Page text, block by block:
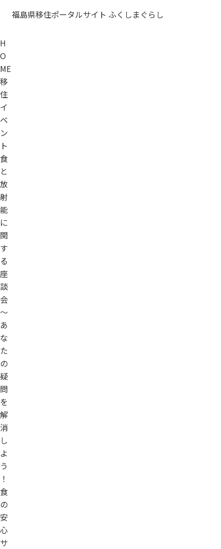
福島県移住ポータルサイト ふくしまぐらし
H
O
ME
移
住
イ
ベ
ン
ト
食
と
放
射
能
に
関
す
る
座
談
会
～
あ
な
た
の
疑
問
を
解
消
し
よ
う
！
食
の
安
心
サ